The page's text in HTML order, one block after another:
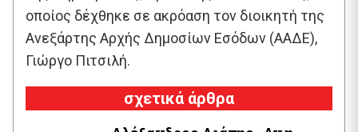
οποίος δέχθηκε σε ακρόαση τον διοικητή της
Ανεξάρτης Αρχής Δημοσίων Εσόδων (ΑΑΔΕ),
Γιώργο Πιτσιλή.
σχετικά άρθρα